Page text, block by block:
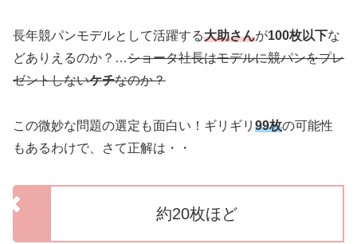
長年競パンモデルとして活躍する大助さんが100枚以下な
どありえるのか？…ショータ社長はモデルに競パンをプレ
ゼントしないケチなのか？
この微妙な問題の選定も面白い！ギリギリ 99枚の可能性
もあるわけで、さて正解は・・
約20枚ほど